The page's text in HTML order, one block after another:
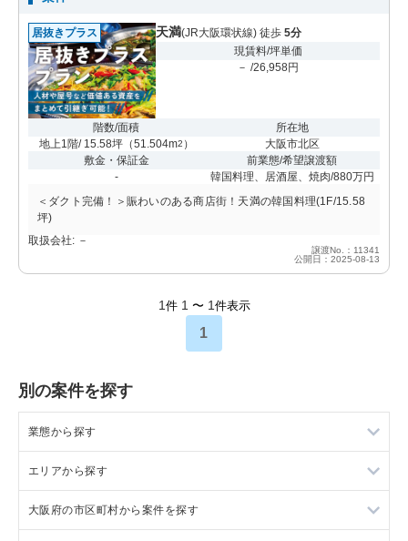
居抜きプラス 天満(JR大阪環状線) 徒歩 5分
現賃料/坪単価
－ /26,958円
階数/面積
地上1階/ 15.58坪（51.504m2 ）
所在地
大阪市北区
敷金・保証金
-
前業態/希望譲渡額
韓国料理、居酒屋、焼肉/880万円
＜ダクト完備！＞賑わいのある商店街！天満の韓国料理(1F/15.58
坪)
取扱会社: －
譲渡No.：11341
公開日：2025-08-13
1 件 1 〜 1 件表示
1
別の案件を探す
業態から探す
ラーメンの居抜き売却物件の案件一覧
フランス料理の居抜き売却物件の案件一覧
エリアから探す
東京23区の飲食店の居抜き売却物件の案件一覧
大阪府の市区町村から案件を探す